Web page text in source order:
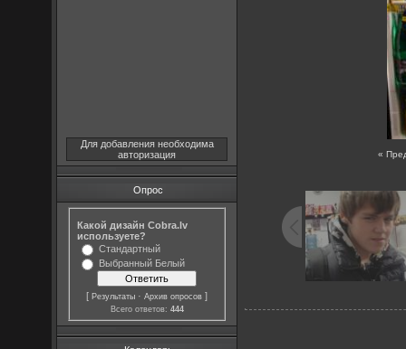
Для добавления необходима
авторизация
Опрос
Какой дизайн Cobra.lv
используете?
Стандартный
Выбранный Белый
[Результаты ·Архив опросов ]
Всего ответов: 444
«